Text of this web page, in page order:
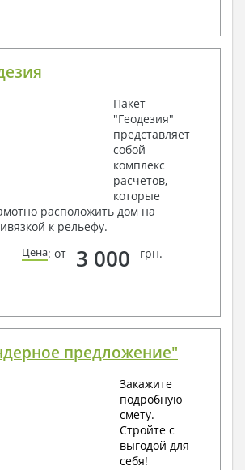
Пакет
"Геодезия"
представляет
собой
комплекс
расчетов,
которые
расположить дом на
к рельефу.
Цена: от 3 000 грн.
предложение"
Закажите
подробную
смету.
Стройте с
выгодой для
себя!